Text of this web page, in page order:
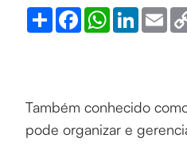
Share FacebookWhatsApp
LinkedIn
Também conhecido
pode organizar e